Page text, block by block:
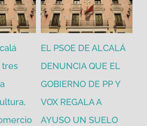
tres
EL PSOE DE ALCALÁ
DENUNCIA QUE EL
GOBIERNO DE PP Y
VOX REGALA A
AYUSO UN SUELO